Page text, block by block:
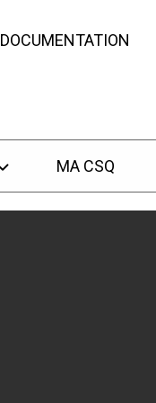
DOCUMENTATION
MA CSQ